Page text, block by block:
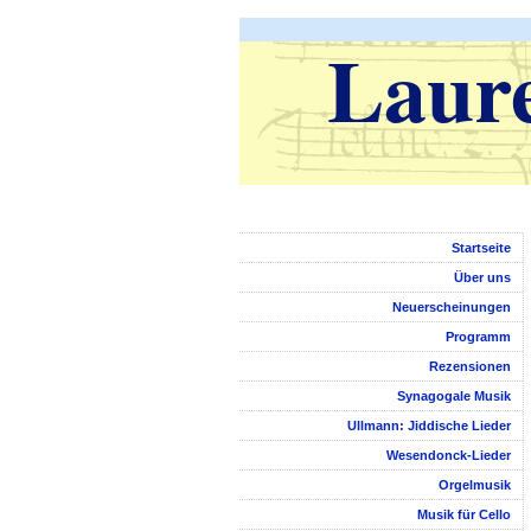
Startseite
Über uns
Neuerscheinungen
Programm
Rezensionen
Synagogale Musik
Ullmann: Jiddische Lieder
Wesendonck-Lieder
Orgelmusik
Musik für Cello